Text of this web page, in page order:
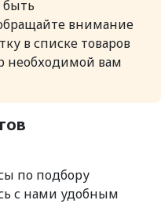
внимание
в списке товаров
необходимой вам
по подбору
с нами удобным